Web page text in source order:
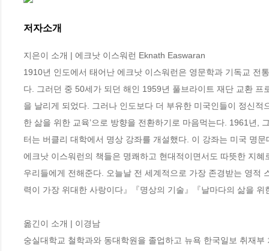
저자소개
지은이 소개 | 에크낫 이스워런 Eknath Easwaran
1910년 인도에서 태어난 에크낫 이스워런은 영문학과 기독교 전
다. 그러던 중 50세가 되던 해인 1959년 풀브라이트 재단 교환
을 날리게 되었다. 그러나 인도보다 더 부유한 미국인들이 정신
한 삶을 위한 교육’으로 방향을 전환하기로 마음먹는다. 1961년,
터는 버클리 대학에서 명상 강좌를 개설했다. 이 강좌는 미국 명
에크낫 이스워런의 책들은 명쾌하고 현대적이면서도 따뜻한 지
우리들에게 전해준다. 오늘날 전 세계적으로 가장 존경받는 영적
력이 가장 위대한 사랑이다』『명상의 기술』『날마다의 삶을
옮긴이 소개 | 이경남
숭실대학교 철학과와 동대학원을 졸업하고 뉴욕 한국일보 취재